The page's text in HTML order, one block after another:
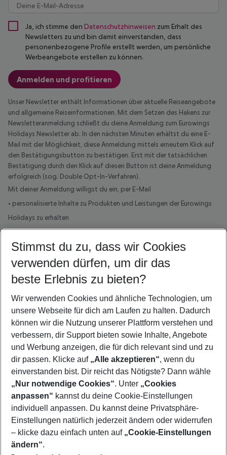
Ja, ich stimme den Datenschutzhinweisen zum Erhalt des
Newsletters zu und bin damit einverstanden, dass
personenbezogene Profile erstellt werden, um persönliche
Werbeangebote erstellen zu können.
Anmelden und profitieren
Unser Newsletter enthält Informationen über aktuelle Reiseangebote
und allgemeine Reiseinformationen. Mit dem Setzen des Hakens zur
Newsletteranmeldung schließt du deine Anmeldung zum Eurowings
Holidays Newsletter ab. In den nächsten Minuten erhältst du eine E-
Mail mit der Möglichkeit, diese Anmeldung mittels erneutem Klick auf
den Bestätigungsbutton zu bestätigen. Erst mit der tatsächlichen
Bestätigung durch den Klick auf diesen Button ist deine Anmeldung
erfolgreich (sog. Double Opt-In-Verfahren).
Mit deiner Anmeldung willigst du ein, per E-Mail
• personalisierte Inhalte zu Produkten und Leistungen der Eurowings
Holidays zu erhalten
• sowie Informationen und Angebote vonunseren Partnernzu
erhalten.
Deine Einwilligung bezieht sich auch auf die Verarbeitung deiner
personenbezogenen Daten zu diesem Zweck, einschließlich der
Erhebung personenbezogener Daten während der Nutzung der
Lesedauer) sowie der dort verlinkten Angebote, um individualisierte
Informationen bereitzustellen. Weitere Informationen zum
Datenschutz findest duhier. Deine Einwilligung kannst du jederzeit mit
Wirkung für die Zukunft gegenüber der Eurowings Holidays GmbH
per Klick auf den Abmelde-Link in jeder E-Mail widerrufen.
Diese Website verwendet den Google ReCaptcha-
Dienst. Ohne diesen Dienst funktionieren die Formulare
nicht. Wenn Sie auf die Schaltfläche klicken, erklären Sie
sich mit der Nutzung des Dienstes einverstanden.
Google ReCaptcha-Zustimmung akzeptieren
Diese Webseite wird durch Google reCAPTCHA geschützt. Bitte beachte die
Datenschutzbestimmungensowie die Nutzungsbedingungenvon Google.
Footer
Footer navigation
Über uns
AGB
Bestpreisgarantie
Stimmst du zu, dass wir Cookies
verwenden dürfen, um dir das
beste Erlebnis zu bieten?
Wir verwenden Cookies und ähnliche Technologien, um
unsere Webseite für dich am Laufen zu halten. Dadurch
können wir die Nutzung unserer Plattform verstehen und
verbessern, dir Support bieten sowie Inhalte, Angebote
und Werbung anzeigen, die für dich relevant sind und zu
dir passen. Klicke auf „Alle akzeptieren“, wenn du
einverstanden bist. Dir reicht das Nötigste? Dann wähle
„Nur notwendige Cookies“. Unter „Cookies
anpassen“ kannst du deine Cookie-Einstellungen
individuell anpassen. Du kannst deine Privatsphäre-
Einstellungen natürlich jederzeit ändern oder widerrufen
– klicke dazu einfach unten auf „Cookie-Einstellungen
ändern“.